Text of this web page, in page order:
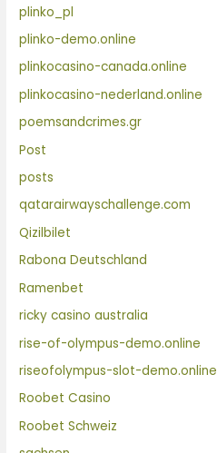
plinko_pl
plinko-demo.online
plinkocasino-canada.online
plinkocasino-nederland.online
poemsandcrimes.gr
Post
posts
qatarairwayschallenge.com
Qizilbilet
Rabona Deutschland
Ramenbet
ricky casino australia
rise-of-olympus-demo.online
riseofolympus-slot-demo.online
Roobet Casino
Roobet Schweiz